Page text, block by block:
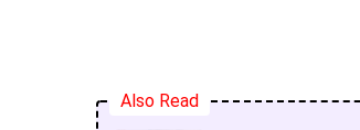
Also Read